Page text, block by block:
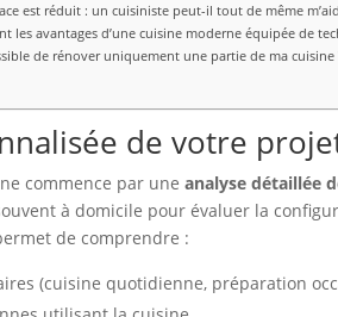
est réduit : un cuisiniste peut-il tout de même
les avantages d’une cuisine moderne équipée de
de rénover uniquement une partie de ma cuisine
de votre
commence par uneanalyse détaillée
à domicile pour évaluer la
de comprendre :
(cuisine quotidienne, préparation